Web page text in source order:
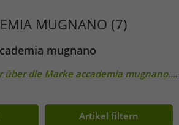
MUGNANO (7)
mugnano
über die Marke accademia mugnano....
Artikel filtern